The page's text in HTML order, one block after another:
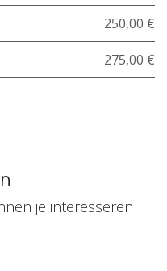
250,00 €
275,00 €
je interesseren